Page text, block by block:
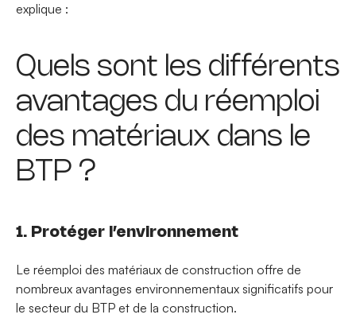
explique :
Quels sont les différents
avantages du réemploi
des matériaux dans le
BTP ?
1. Protéger l’environnement
Le réemploi des matériaux de construction offre de
nombreux avantages environnementaux significatifs pour
le secteur du BTP et de la construction.